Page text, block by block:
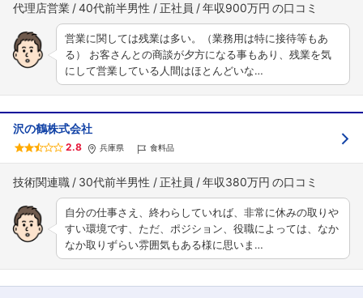
代理店営業 40代前半男性 正社員 年収900万円
営業に関しては残業は多い。（業務用は特に接待等もあ
る） お客さんとの商談が夕方になる事もあり、残業を気
にして営業している人間はほとんどいな…
沢の鶴株式会社
2.8 兵庫県 食料品
技術関連職 30代前半男性 正社員 年収380万円
自分の仕事さえ、終わらしていれば、非常に休みの取りや
すい環境です、ただ、ポジション、役職によっては、なか
なか取りずらい雰囲気もある様に思いま…